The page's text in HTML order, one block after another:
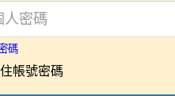
碼
帳號密碼